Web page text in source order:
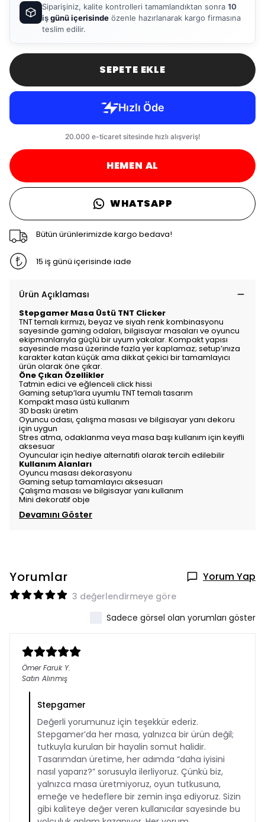
Siparişiniz, kalite kontrolleri tamamlandıktan sonra 10
işgünü içerisinde özenle hazırlanarak kargo firmasına
teslim edilir.
SEPETE EKLE
HEMEN AL
WHATSAPP
Bütün ürünlerimizde kargo bedava!
15 iş günü içerisinde iade
Ürün Açıklaması
Stepgamer Masa Üstü TNT Clicker
TNT temalı kırmızı, beyaz ve siyah renk kombinasyonu
sayesinde gaming odaları, bilgisayar masaları ve oyuncu
ekipmanlarıyla güçlü bir uyum yakalar. Kompakt yapısı
sayesinde masa üzerinde fazla yer kaplamaz; setup’ınıza
karakter katan küçük ama dikkat çekici bir tamamlayıcı
ürün olarak öne çıkar.
Öne Çıkan Özellikler
Tatmin edici ve eğlenceli click hissi
Gaming setup’lara uyumlu TNT temalı tasarım
Kompakt masa üstü kullanım
3D baskı üretim
Oyuncu odası, çalışma masası ve bilgisayar yanı dekoru
için uygun
Stres atma, odaklanma veya masa başı kullanım için keyifli
aksesuar
Oyuncular için hediye alternatifi olarak tercih edilebilir
Kullanım Alanları
Oyuncu masası dekorasyonu
Gaming setup tamamlayıcı aksesuarı
Çalışma masası ve bilgisayar yanı kullanım
Mini dekoratif obje
Devamını Göster
Yorumlar Yorum Yap
3 değerlendirmeye göre
Sadece görsel olan yorumları göster
Ömer Faruk Y.
Satın Alınmış
Stepgamer
Değerli yorumunuz için teşekkür ederiz.
Stepgamer’da her masa, yalnızca bir ürün değil;
tutkuyla kurulan bir hayalin somut halidir.
Tasarımdan üretime, her adımda “daha iyisini
nasıl yaparız?” sorusuyla ilerliyoruz. Çünkü biz,
yalnızca masa üretmiyoruz, oyun tutkusuna,
emeğe ve hedeflere bir zemin inşa ediyoruz. Sizin
gibi kaliteye değer veren kullanıcılar sayesinde bu